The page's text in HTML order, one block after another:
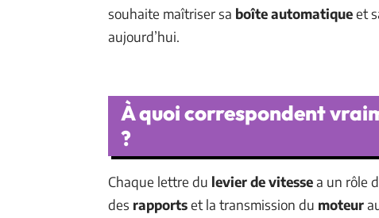
souhaite maîtriser sa boîte automatiqueet
aujourd’hui.
À quoi correspondent
?
Chaque lettre du levier de vitessea un rôle
des rapportset la transmission du moteur